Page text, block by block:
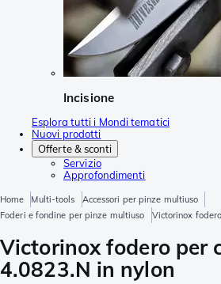
Incisione
Esplora tutti i Mondi tematici
Nuovi prodotti
Offerte & sconti
Servizio
Approfondimenti
Home Multi-tools
Accessori per pinze multiuso
Foderi e fondine per pinze multiuso
Victorinox
Victorinox fodero per
4.0823.N in nylon